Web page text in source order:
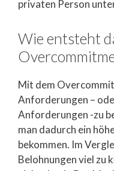
privaten Person
Wie entsteht
Mit dem
Anforderungen –
Anforderungen -zu
man dadurch ein
bekommen. Im
Belohnungen viel zu